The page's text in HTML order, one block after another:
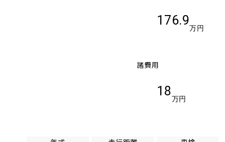
176.9
万円
諸費用
18
万円